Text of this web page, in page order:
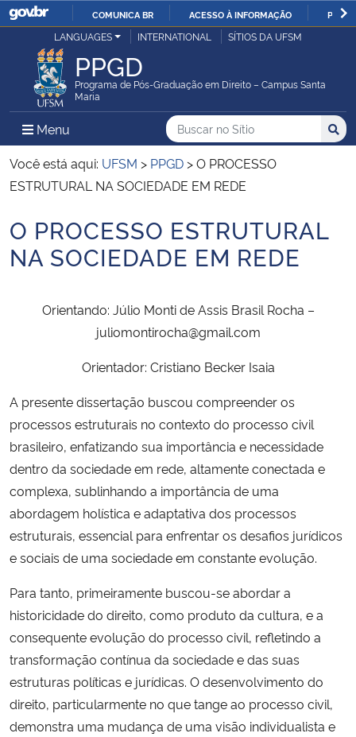
IR
O
COMUNICA BR ACESSO À INFORMAÇÃO
Ministério da Justiça e Segurança Pública
Ministério da Defesa
Ministério das Relações Exteriores
Ministério da Infraestrutura
Ministério da Educação
Ministério da Cidadania
Ministério da Saúde
Ministério de Minas e Energia
Ministério da Ciência, Tecnologia, Inovações e Comunicações
Ministério do Meio Ambiente
Ministério do Desenvolvimento Regional
Controladoria-Geral da União
Ministério da Mulher, da Família e dos Direitos Humanos
LANGUAGES INTERNATIONAL SÍTIOS DA UFSM
PPGD
Programa de Pós-Graduação em Direito – Campus Santa
Maria
Menu Menu Principal do Sítio
Busca
Buscar no no Sítio
Busca:
Você está aqui: UFSM > PPGD >O PROCESSO
ESTRUTURAL NA SOCIEDADE EM REDE
Início do conteúdo
O PROCESSO ESTRUTURAL
NA SOCIEDADE EM REDE
Orientando: Júlio Monti de Assis Brasil Rocha –
juliomontirocha@gmail.com
Orientador: Cristiano Becker Isaia
A presente dissertação buscou compreender os
processos estruturais no contexto do processo civil
brasileiro, enfatizando sua importância e necessidade
dentro da sociedade em rede, altamente conectada e
complexa, sublinhando a importância de uma
abordagem holística e adaptativa dos processos
estruturais, essencial para enfrentar os desafios jurídicos
e sociais de uma sociedade em constante evolução.
Para tanto, primeiramente buscou-se abordar a
historicidade do direito, como produto da cultura, e a
consequente evolução do processo civil, refletindo a
transformação contínua da sociedade e das suas
estruturas políticas e jurídicas. O desenvolvimento do
direito, particularmente no que tange ao processo civil,
demonstra uma mudança de uma visão individualista e